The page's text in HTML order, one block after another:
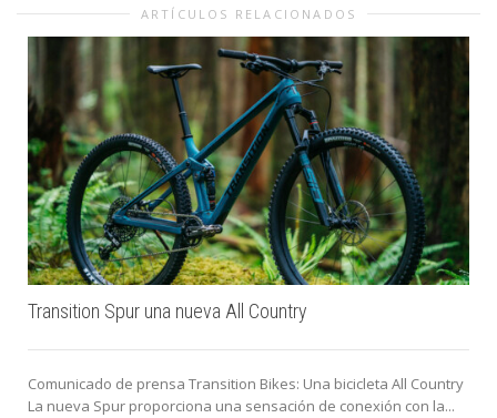
ARTÍCULOS RELACIONADOS
Transition Spur una nueva All Country
Comunicado de prensa Transition Bikes: Una bicicleta All Country
La nueva Spur proporciona una sensación de conexión con la...